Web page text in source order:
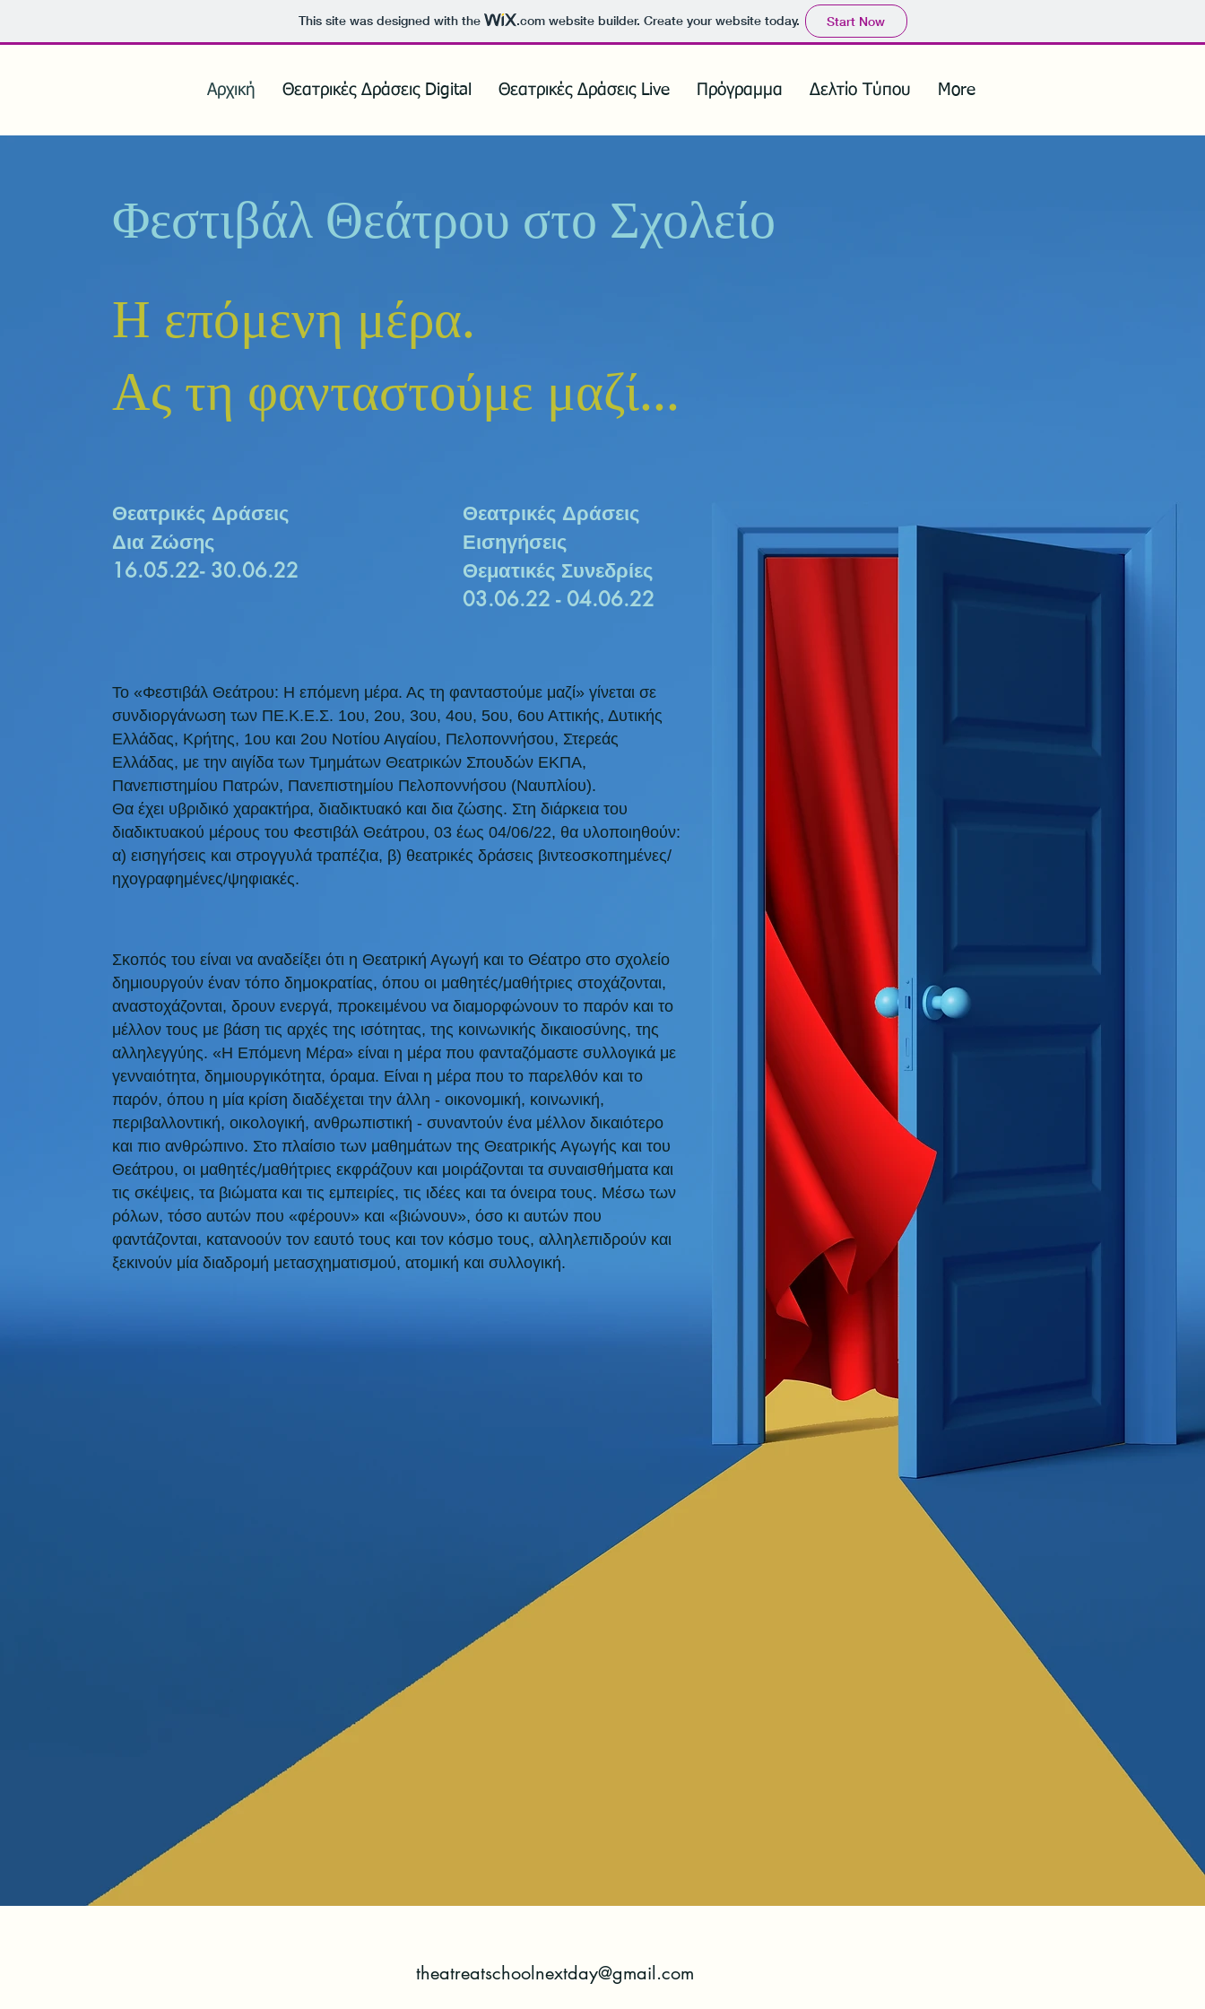
This site was designed with the .comwebsite builder. Create your website today. Start Now
Αρχική Θεατρικές Δράσεις Digital Θεατρικές Δράσεις Live Πρόγραμμα Δελτίο Τύπου More
Φεστιβάλ Θεάτρου στο Σχολείο
Η επόμενη μέρα.
Ας τη φανταστούμε μαζί...
Θεατρικές Δράσεις
Δια Ζώσης
16.05.22- 30.06.22
Θεατρικές Δράσεις
Εισηγήσεις
Θεματικές Συνεδρίες
03.06.22 - 04.06.22
Το «Φεστιβάλ Θεάτρου: Η επόμενη μέρα. Ας τη φανταστούμε μαζί» γίνεται σε
συνδιοργάνωση των ΠΕ.Κ.Ε.Σ. 1ου, 2ου, 3ου, 4ου, 5ου, 6ου Αττικής, Δυτικής
Ελλάδας, Κρήτης, 1ου και 2ου Νοτίου Αιγαίου, Πελοποννήσου, Στερεάς
Ελλάδας, με την αιγίδα των Τμημάτων Θεατρικών Σπουδών ΕΚΠΑ,
Πανεπιστημίου Πατρών, Πανεπιστημίου Πελοποννήσου (Ναυπλίου).
Θα έχει υβριδικό χαρακτήρα, διαδικτυακό και δια ζώσης. Στη διάρκεια του
διαδικτυακού μέρους του Φεστιβάλ Θεάτρου, 03 έως 04/06/22, θα υλοποιηθούν:
α) εισηγήσεις και στρογγυλά τραπέζια, β) θεατρικές δράσεις βιντεοσκοπημένες/
ηχογραφημένες/ψηφιακές.
Σκοπός του είναι να αναδείξει ότι η Θεατρική Αγωγή και το Θέατρο στο σχολείο
δημιουργούν έναν τόπο δημοκρατίας, όπου οι μαθητές/μαθήτριες στοχάζονται,
αναστοχάζονται, δρουν ενεργά, προκειμένου να διαμορφώνουν το παρόν και το
μέλλον τους με βάση τις αρχές της ισότητας, της κοινωνικής δικαιοσύνης, της
αλληλεγγύης. «Η Επόμενη Μέρα» είναι η μέρα που φανταζόμαστε συλλογικά με
γενναιότητα, δημιουργικότητα, όραμα. Είναι η μέρα που το παρελθόν και το
παρόν, όπου η μία κρίση διαδέχεται την άλλη - οικονομική, κοινωνική,
περιβαλλοντική, οικολογική, ανθρωπιστική - συναντούν ένα μέλλον δικαιότερο
και πιο ανθρώπινο. Στο πλαίσιο των μαθημάτων της Θεατρικής Αγωγής και του
Θεάτρου, οι μαθητές/μαθήτριες εκφράζουν και μοιράζονται τα συναισθήματα και
τις σκέψεις, τα βιώματα και τις εμπειρίες, τις ιδέες και τα όνειρα τους. Μέσω των
ρόλων, τόσο αυτών που «φέρουν» και «βιώνουν», όσο κι αυτών που
φαντάζονται, κατανοούν τον εαυτό τους και τον κόσμο τους, αλληλεπιδρούν και
ξεκινούν μία διαδρομή μετασχηματισμού, ατομική και συλλογική.
theatreatschoolnextday@gmail.com